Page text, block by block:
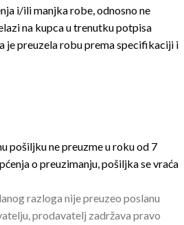
i/ili manjka robe, odnosno ne
na kupca u trenutku potpisa
je preuzela robu prema specifikaciji i
pošiljku ne preuzme u roku od 7
o preuzimanju, pošiljka se vraća
razloga nije preuzeo poslanu
prodavatelj zadržava pravo